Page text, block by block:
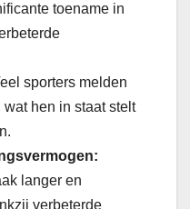
toename in
sporters melden
hen in staat stelt
langer en
verbeterde